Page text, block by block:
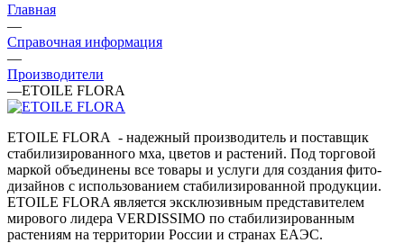
Главная
—
Справочная информация
—
Производители
—ETOILE FLORA
ETOILE FLORA - надежный производитель и поставщик
стабилизированного мха, цветов и растений. Под торговой
маркой объединены все товары и услуги для создания фито-
дизайнов с использованием стабилизированной продукции.
ETOILE FLORA является эксклюзивным представителем
мирового лидера VERDISSIMO по стабилизированным
растениям на территории России и странах ЕАЭС.